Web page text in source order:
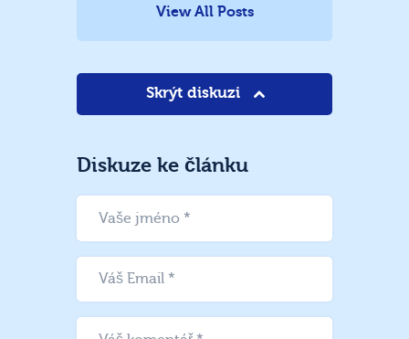
View All Posts
Skrýt diskuzi
Diskuze ke článku